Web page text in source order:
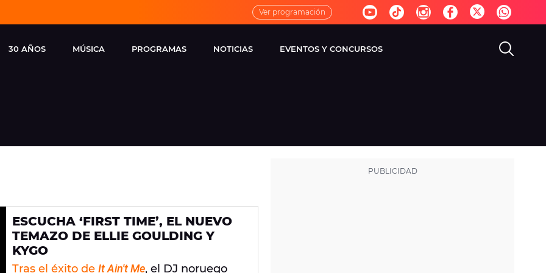
Ver programación
30 AÑOS
ENTREVISTAS
MÚSICA PROGRAMAS
VIRALES
NOTICIAS EVENTOS Y CONCURSOS
ESCUCHA ‘FIRST TIME’, EL NUEVO
TEMAZO DE ELLIE GOULDING Y
KYGO
Tras el éxito de It Ain't Me, el DJ noruego